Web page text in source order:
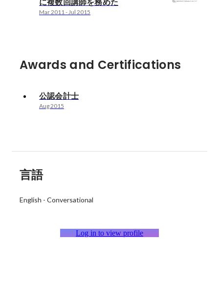
Mar 2011-Jul 2015
Awards and Certifications
公認会計士
Aug 2015
言語
English - Conversational
Log in to view profile